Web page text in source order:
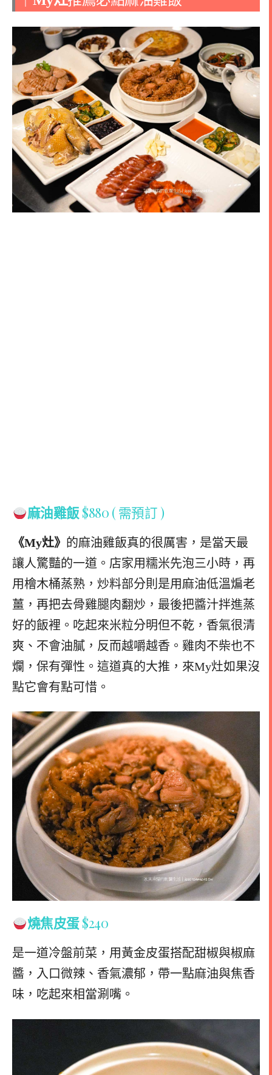
麻油雞飯 $880 ( 需預訂 )
《My灶》 的麻油雞飯真的很厲害，是當天最
讓人驚豔的一道。店家用糯米先泡三小時，再
用檜木桶蒸熟，炒料部分則是用麻油低溫煸老
薑，再把去骨雞腿肉翻炒，最後把醬汁拌進蒸
好的飯裡。吃起來米粒分明但不乾，香氣很清
爽、不會油膩，反而越嚼越香。雞肉不柴也不
爛，保有彈性。這道真的大推，來My灶如果沒
點它會有點可惜。
燒焦皮蛋$240
是一道冷盤前菜，用黃金皮蛋搭配甜椒與椒麻
醬，入口微辣、香氣濃郁，帶一點麻油與焦香
味，吃起來相當涮嘴。